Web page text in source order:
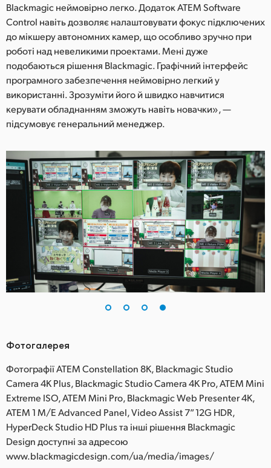
Blackmagic неймовірно легко. Додаток ATEM Software
Control навіть дозволяє налаштовувати фокус підключених
до мікшеру автономних камер, що особливо зручно при
роботі над невеликими проектами. Мені дуже
подобаються рішення Blackmagic. Графічний інтерфейс
програмного забезпечення неймовірно легкий у
використанні. Зрозуміти його й швидко навчитися
керувати обладнанням зможуть навіть новачки», —
підсумовує генеральний менеджер.
Фотогалерея
Фотографії ATEM Constellation 8K, Blackmagic Studio
Camera 4K Plus, Blackmagic Studio Camera 4K Pro, ATEM Mini
Extreme ISO, ATEM Mini Pro, Blackmagic Web Presenter 4K,
ATEM 1 M/E Advanced Panel, Video Assist 7” 12G HDR,
HyperDeck Studio HD Plus та інші рішення Blackmagic
Design доступні за адресою
www.blackmagicdesign.com/ua/media/images/